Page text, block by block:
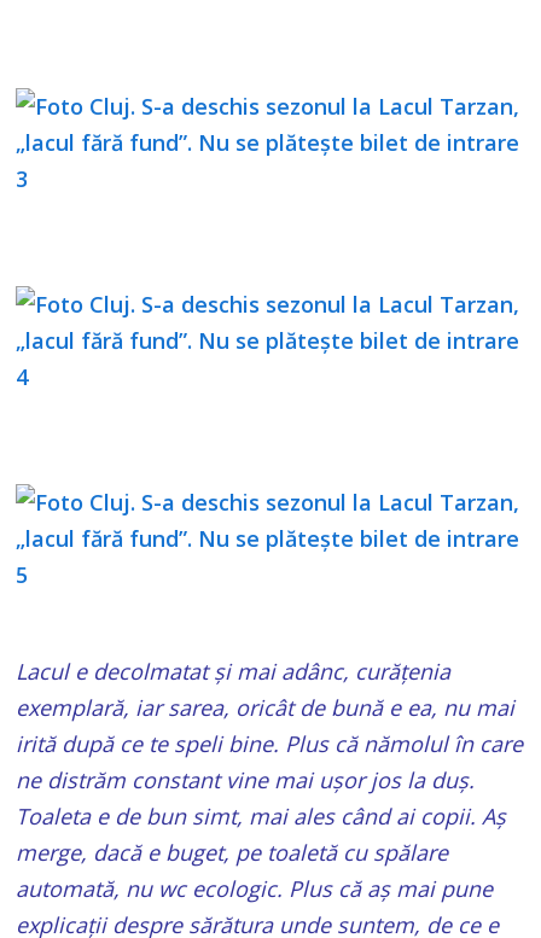
Lacul e decolmatat și mai adânc, curățenia
exemplară, iar sarea, oricât de bună e ea, nu mai
irită după ce te speli bine. Plus că nămolul în care
ne distrăm constant vine mai ușor jos la duș.
Toaleta e de bun simt, mai ales când ai copii. Aș
merge, dacă e buget, pe toaletă cu spălare
automată, nu wc ecologic. Plus că aș mai pune
explicații despre sărătura unde suntem, de ce e